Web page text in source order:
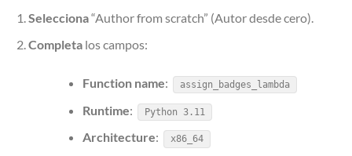
Selecciona“Author from scratch” (Autor desde cero).
Completalos campos:
Function name: assign_badges_lambda
Runtime: Python 3.11
Architecture: x86_64